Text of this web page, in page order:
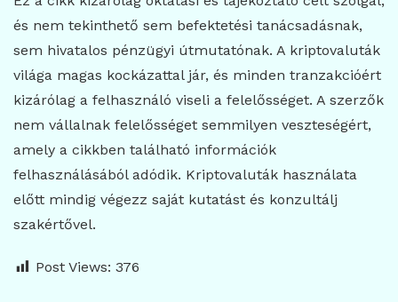
és nem tekinthető sem befektetési tanácsadásnak,
sem hivatalos pénzügyi útmutatónak. A kriptovaluták
világa magas kockázattal jár, és minden tranzakcióért
kizárólag a felhasználó viseli a felelősséget. A szerzők
nem vállalnak felelősséget semmilyen veszteségért,
amely a cikkben található információk
felhasználásából adódik. Kriptovaluták használata
előtt mindig végezz saját kutatást és konzultálj
szakértővel.
Post Views: 376